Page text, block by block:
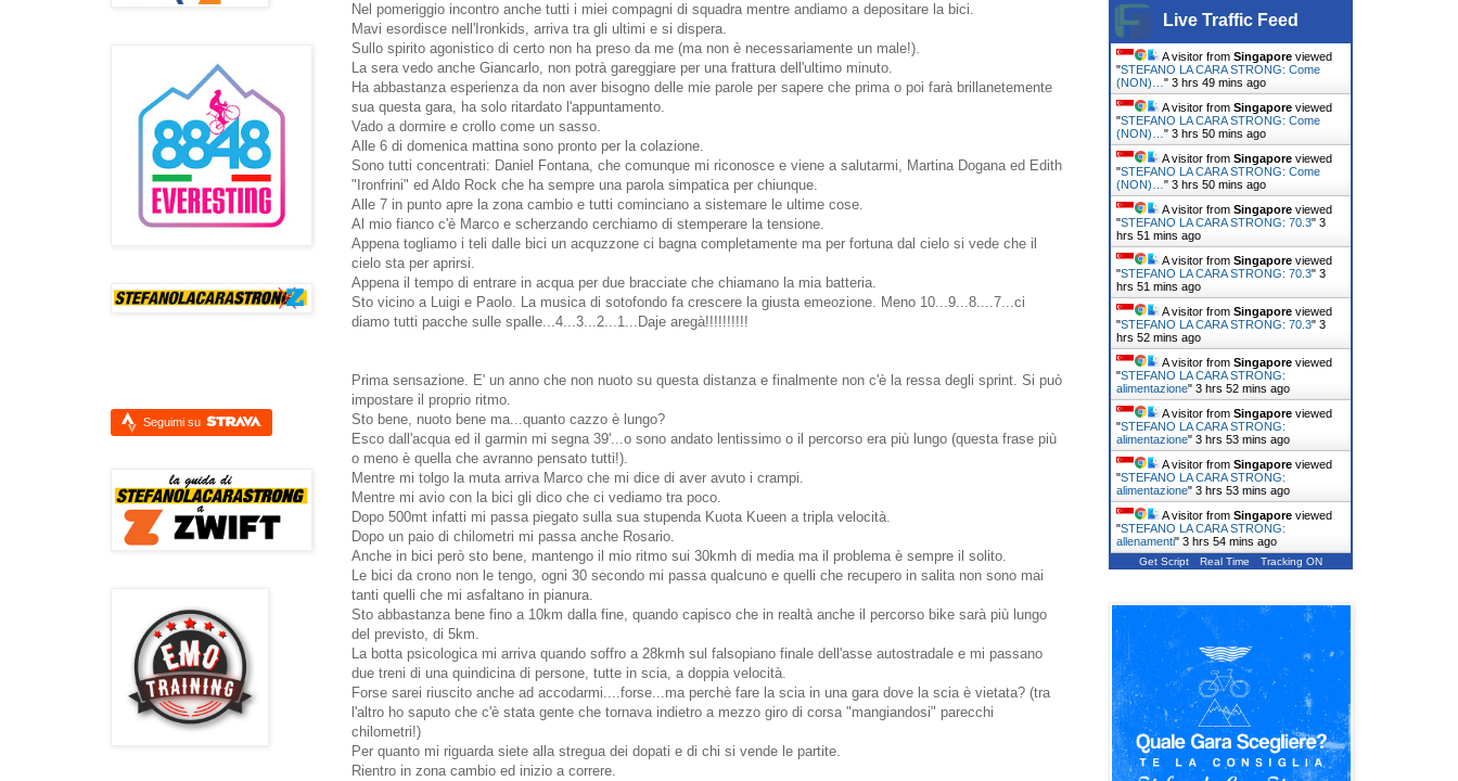
Nel pomeriggio incontro anche tutti i miei compagni di squadra mentre andiamo a depositare la bici.
Mavi esordisce nell'Ironkids, arriva tra gli ultimi e si dispera.
Sullo spirito agonistico di certo non ha preso da me (ma non è necessariamente un male!).
La sera vedo anche Giancarlo, non potrà gareggiare per una frattura dell'ultimo minuto.
Ha abbastanza esperienza da non aver bisogno delle mie parole per sapere che prima o poi farà brillanetemente
sua questa gara, ha solo ritardato l'appuntamento.
Vado a dormire e crollo come un sasso.
Alle 6 di domenica mattina sono pronto per la colazione.
Sono tutti concentrati: Daniel Fontana, che comunque mi riconosce e viene a salutarmi, Martina Dogana ed Edith
"Ironfrini" ed Aldo Rock che ha sempre una parola simpatica per chiunque.
Alle 7 in punto apre la zona cambio e tutti cominciano a sistemare le ultime cose.
Al mio fianco c'è Marco e scherzando cerchiamo di stemperare la tensione.
Appena togliamo i teli dalle bici un acquzzone ci bagna completamente ma per fortuna dal cielo si vede che il
cielo sta per aprirsi.
Appena il tempo di entrare in acqua per due bracciate che chiamano la mia batteria.
Sto vicino a Luigi e Paolo. La musica di sotofondo fa crescere la giusta emeozione. Meno 10...9...8....7...ci
diamo tutti pacche sulle spalle...4...3...2...1...Daje aregà!!!!!!!!!!
Prima sensazione. E' un anno che non nuoto su questa distanza e finalmente non c'è la ressa degli sprint. Si può
impostare il proprio ritmo.
Sto bene, nuoto bene ma...quanto cazzo è lungo?
Esco dall'acqua ed il garmin mi segna 39'...o sono andato lentissimo o il percorso era più lungo (questa frase più
o meno è quella che avranno pensato tutti!).
Mentre mi tolgo la muta arriva Marco che mi dice di aver avuto i crampi.
Mentre mi avio con la bici gli dico che ci vediamo tra poco.
Dopo 500mt infatti mi passa piegato sulla sua stupenda Kuota Kueen a tripla velocità.
Dopo un paio di chilometri mi passa anche Rosario.
Anche in bici però sto bene, mantengo il mio ritmo sui 30kmh di media ma il problema è sempre il solito.
Le bici da crono non le tengo, ogni 30 secondo mi passa qualcuno e quelli che recupero in salita non sono mai
tanti quelli che mi asfaltano in pianura.
Sto abbastanza bene fino a 10km dalla fine, quando capisco che in realtà anche il percorso bike sarà più lungo
del previsto, di 5km.
La botta psicologica mi arriva quando soffro a 28kmh sul falsopiano finale dell'asse autostradale e mi passano
due treni di una quindicina di persone, tutte in scia, a doppia velocità.
Forse sarei riuscito anche ad accodarmi....forse...ma perchè fare la scia in una gara dove la scia è vietata? (tra
l'altro ho saputo che c'è stata gente che tornava indietro a mezzo giro di corsa "mangiandosi" parecchi
chilometri!)
Per quanto mi riguarda siete alla stregua dei dopati e di chi si vende le partite.
Rientro in zona cambio ed inizio a correre.
Seguimi su
Live Traffic Feed
A visitor from Singapore viewed
"STEFANO LA CARA STRONG: Come
(NON)… " 3 hrs 49 mins ago
A visitor from Singapore viewed
"STEFANO LA CARA STRONG: Come
(NON)… " 3 hrs 50 mins ago
A visitor from Singapore viewed
"STEFANO LA CARA STRONG: Come
(NON)… " 3 hrs 50 mins ago
A visitor from Singapore viewed
"STEFANO LA CARA STRONG: 70.3" 3
hrs 51 mins ago
A visitor from Singapore viewed
"STEFANO LA CARA STRONG: 70.3" 3
hrs 51 mins ago
A visitor from Singapore viewed
"STEFANO LA CARA STRONG: 70.3" 3
hrs 52 mins ago
A visitor from Singapore viewed
"STEFANO LA CARA STRONG:
alimentazione" 3 hrs 52 mins ago
A visitor from Singapore viewed
"STEFANO LA CARA STRONG:
alimentazione" 3 hrs 53 mins ago
A visitor from Singapore viewed
"STEFANO LA CARA STRONG:
alimentazione" 3 hrs 54 mins ago
A visitor from Singapore viewed
"STEFANO LA CARA STRONG:
allenamenti" 3 hrs 54 mins ago
Get Script Real Time Tracking ON